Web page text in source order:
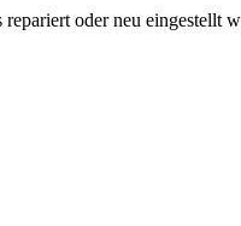
repariert oder neu